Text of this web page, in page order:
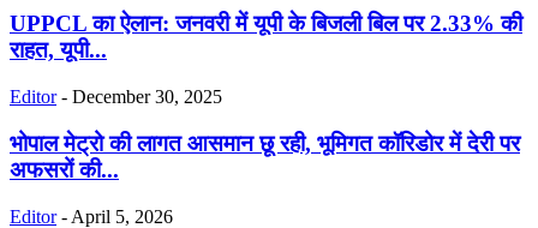
UPPCL का ऐलान: जनवरी में यूपी के बिजली बिल पर 2.33% की
राहत, यूपी...
Editor - December 30, 2025
भोपाल मेट्रो की लागत आसमान छू रही, भूमिगत कॉरिडोर में देरी पर
अफसरों की...
Editor - April 5, 2026